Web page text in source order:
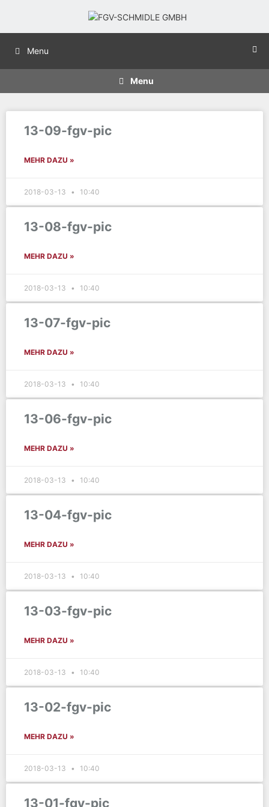
Menu
Menu
13-09-fgv-pic
MEHR DAZU »
2018-03-13 10:40
13-08-fgv-pic
MEHR DAZU »
2018-03-13 10:40
13-07-fgv-pic
MEHR DAZU »
2018-03-13 10:40
13-06-fgv-pic
MEHR DAZU »
2018-03-13 10:40
13-04-fgv-pic
MEHR DAZU »
2018-03-13 10:40
13-03-fgv-pic
MEHR DAZU »
2018-03-13 10:40
13-02-fgv-pic
MEHR DAZU »
2018-03-13 10:40
13-01-fgv-pic